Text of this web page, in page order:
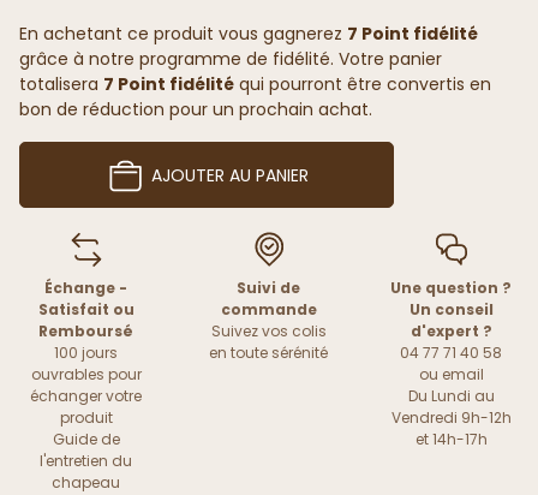
En achetant ce produit vous gagnerez 7 Point fidélité
grâce à notre programme de fidélité. Votre panier
totalisera 7 Point fidélité qui pourront être convertis en
bon de réduction pour un prochain achat.
AJOUTER AU PANIER
Échange -
Satisfait ou
Remboursé
100 jours
ouvrables pour
échanger votre
produit
Guide de
l'entretien du
chapeau
Suivi de
commande
Suivez vos colis
en toute sérénité
Une question ?
Un conseil
d'expert ?
04 77 71 40 58
ou email
Du Lundi au
Vendredi 9h-12h
et 14h-17h